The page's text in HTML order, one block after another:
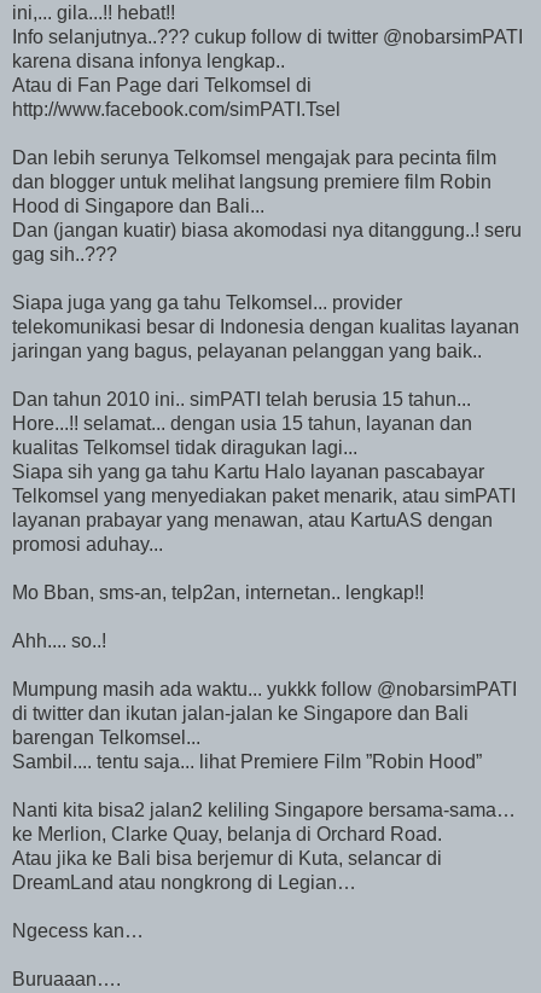
ini,... gila...!! hebat!!
Info selanjutnya..??? cukup follow di twitter @nobarsimPATI
karena disana infonya lengkap..
Atau di Fan Page dari Telkomsel di
http://www.facebook.com/simPATI.Tsel
Dan lebih serunya Telkomsel mengajak para pecinta film
dan blogger untuk melihat langsung premiere film Robin
Hood di Singapore dan Bali...
Dan (jangan kuatir) biasa akomodasi nya ditanggung..! seru
gag sih..???
Siapa juga yang ga tahu Telkomsel... provider
telekomunikasi besar di Indonesia dengan kualitas layanan
jaringan yang bagus, pelayanan pelanggan yang baik..
Dan tahun 2010 ini.. simPATI telah berusia 15 tahun...
Hore...!! selamat... dengan usia 15 tahun, layanan dan
kualitas Telkomsel tidak diragukan lagi...
Siapa sih yang ga tahu Kartu Halo layanan pascabayar
Telkomsel yang menyediakan paket menarik, atau simPATI
layanan prabayar yang menawan, atau KartuAS dengan
promosi aduhay...
Mo Bban, sms-an, telp2an, internetan.. lengkap!!
Ahh.... so..!
Mumpung masih ada waktu... yukkk follow @nobarsimPATI
di twitter dan ikutan jalan-jalan ke Singapore dan Bali
barengan Telkomsel...
Sambil.... tentu saja... lihat Premiere Film ”Robin Hood”
Nanti kita bisa2 jalan2 keliling Singapore bersama-sama…
ke Merlion, Clarke Quay, belanja di Orchard Road.
Atau jika ke Bali bisa berjemur di Kuta, selancar di
DreamLand atau nongkrong di Legian…
Ngecess kan…
Buruaaan….